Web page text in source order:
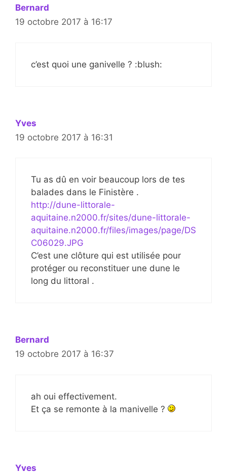
Bernard
19 octobre 2017 à 16:17
c’est quoi une ganivelle ? :blush:
Yves
19 octobre 2017 à 16:31
Tu as dû en voir beaucoup lors de tes
balades dans le Finistère .
http://dune-littorale-
aquitaine.n2000.fr/sites/dune-littorale-
aquitaine.n2000.fr/files/images/page/DS
C06029.JPG
C’est une clôture qui est utilisée pour
protéger ou reconstituer une dune le
long du littoral .
Bernard
19 octobre 2017 à 16:37
ah oui effectivement.
Et ça se remonte à la manivelle ?
Yves